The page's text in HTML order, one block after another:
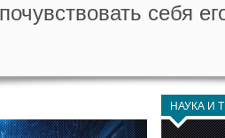
себя
НАУКА И